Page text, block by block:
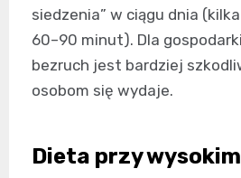
siedzenia” w ciągu dnia
60–90 minut). Dla
bezruch jest bardziej
osobom się wydaje.
Dieta przy